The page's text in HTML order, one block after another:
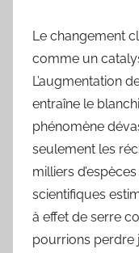
Le changement
comme un
L’augmentation
entraîne le
phénomène
seulement les
milliers
scientifiques
à effet de serre
pourrions perdre